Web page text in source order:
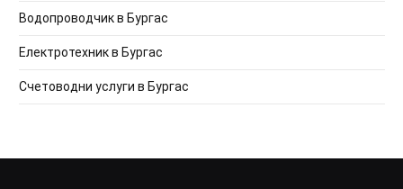
Водопроводчик в Бургас
Електротехник в Бургас
Счетоводни услуги в Бургас